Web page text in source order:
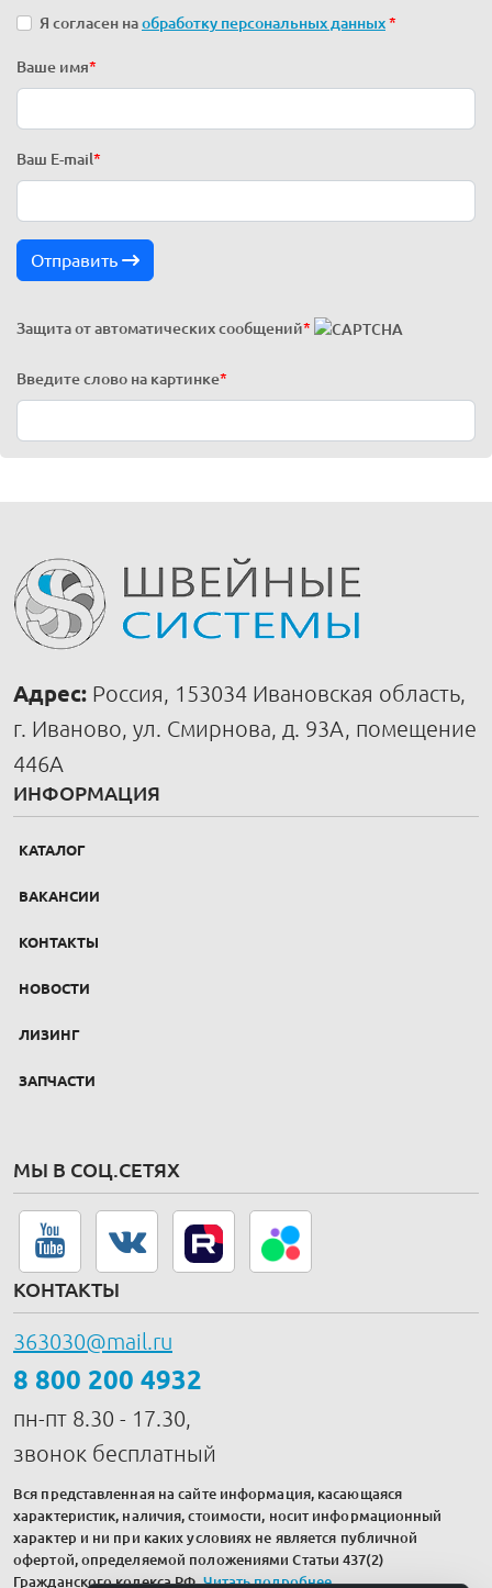
Я согласен наобработку персональных данных*
Ваше имя*
Ваш E-mail *
Отправить
Защита от автоматических сообщений*
Введите слово на картинке*
Адрес: Россия, 153034 Ивановская область,
г. Иваново, ул. Смирнова, д. 93А, помещение
446А
ИНФОРМАЦИЯ
КАТАЛОГ
ВАКАНСИИ
КОНТАКТЫ
НОВОСТИ
ЛИЗИНГ
ЗАПЧАСТИ
МЫ В СОЦ.СЕТЯХ
КОНТАКТЫ
363030@mail.ru
8 800 200 4932
пн-пт 8.30 - 17.30,
звонок бесплатный
Вся представленная на сайте информация, касающаяся
характеристик, наличия, стоимости, носит информационный
характер и ни при каких условиях не является публичной
офертой, определяемой положениями Статьи 437(2)
Гражданского кодекса РФ.Читать подробнее.